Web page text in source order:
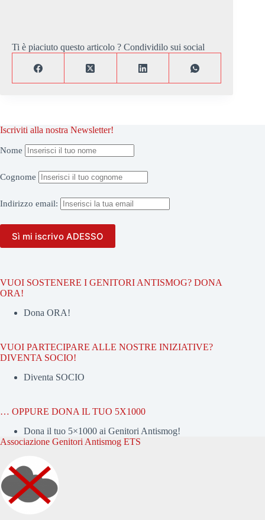
Ti è piaciuto questo articolo ? Condividilo sui social
Iscriviti alla nostra Newsletter!
Nome
Cognome
Indirizzo email:
VUOI SOSTENERE I GENITORI ANTISMOG? DONA
ORA!
Dona ORA!
VUOI PARTECIPARE ALLE NOSTRE INIZIATIVE?
DIVENTA SOCIO!
Diventa SOCIO
… OPPURE DONA IL TUO 5X1000
Dona il tuo 5×1000 ai Genitori Antismog!
Associazione Genitori Antismog ETS